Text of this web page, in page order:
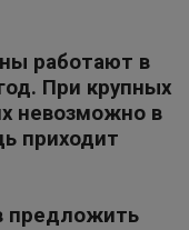
работают в
При крупных
невозможно в
приходит
предложить